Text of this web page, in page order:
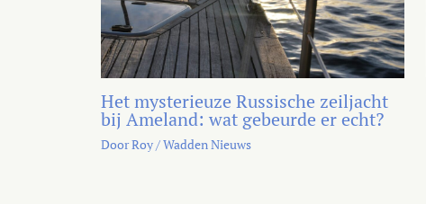
Het mysterieuze Russische zeiljacht
bij Ameland: wat gebeurde er echt?
DoorRoy/Wadden Nieuws